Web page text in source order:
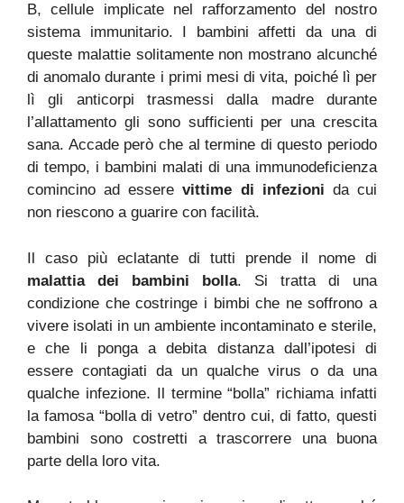
B, cellule implicate nel rafforzamento del nostro
sistema immunitario. I bambini affetti da una di
queste malattie solitamente non mostrano alcunché
di anomalo durante i primi mesi di vita, poiché lì per
lì gli anticorpi trasmessi dalla madre durante
l’allattamento gli sono sufficienti per una crescita
sana. Accade però che al termine di questo periodo
di tempo, i bambini malati di una immunodeficienza
comincino ad esserevittime di infezioni da cui
non riescono a guarire con facilità.
Il caso più eclatante di tutti prende il nome di
malattia dei bambini bolla. Si tratta di una
condizione che costringe i bimbi che ne soffrono a
vivere isolati in un ambiente incontaminato e sterile,
e che li ponga a debita distanza dall’ipotesi di
essere contagiati da un qualche virus o da una
qualche infezione. Il termine “bolla” richiama infatti
la famosa “bolla di vetro” dentro cui, di fatto, questi
bambini sono costretti a trascorrere una buona
parte della loro vita.